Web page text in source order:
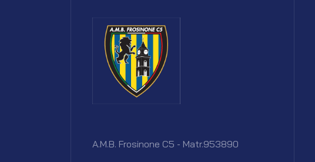
A.M.B. Frosinone C5 - Matr.953890